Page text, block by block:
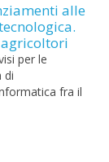
alle
per le
di
fra il